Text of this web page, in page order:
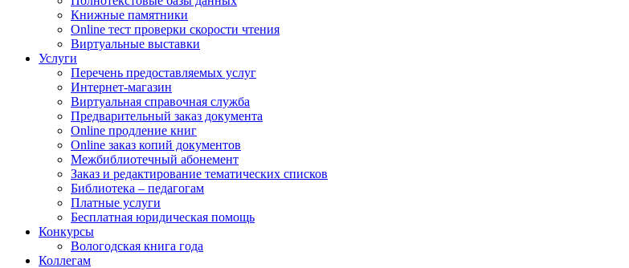
Книжные памятники
Online тест проверки скорости чтения
Виртуальные выставки
Услуги
Перечень предоставляемых услуг
Интернет-магазин
Виртуальная справочная служба
Предварительный заказ документа
Online продление книг
Online заказ копий документов
Межбиблиотечный абонемент
Заказ и редактирование тематических списков
Библиотека – педагогам
Платные услуги
Бесплатная юридическая помощь
Конкурсы
Вологодская книга года
Коллегам